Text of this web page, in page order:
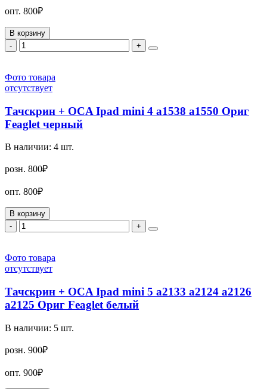
опт. 800₽
В корзину
-
+
Фото товара
отсутствует
Тачскрин + OCA Ipad mini 4 a1538 a1550 Ориг
Feaglet черный
В наличии: 4 шт.
розн. 800₽
опт. 800₽
В корзину
-
+
Фото товара
отсутствует
Тачскрин + OCA Ipad mini 5 a2133 a2124 a2126
a2125 Ориг Feaglet белый
В наличии: 5 шт.
розн. 900₽
опт. 900₽